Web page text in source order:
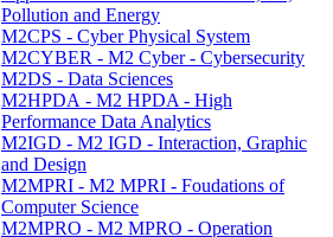
Pollution and Energy
M2CPS - Cyber Physical System
M2CYBER - M2 Cyber - Cybersecurity
M2DS - Data Sciences
M2HPDA - M2 HPDA - High
Performance Data Analytics
M2IGD - M2 IGD - Interaction, Graphic
and Design
M2MPRI - M2 MPRI - Foudations of
Computer Science
M2MPRO - M2 MPRO - Operation